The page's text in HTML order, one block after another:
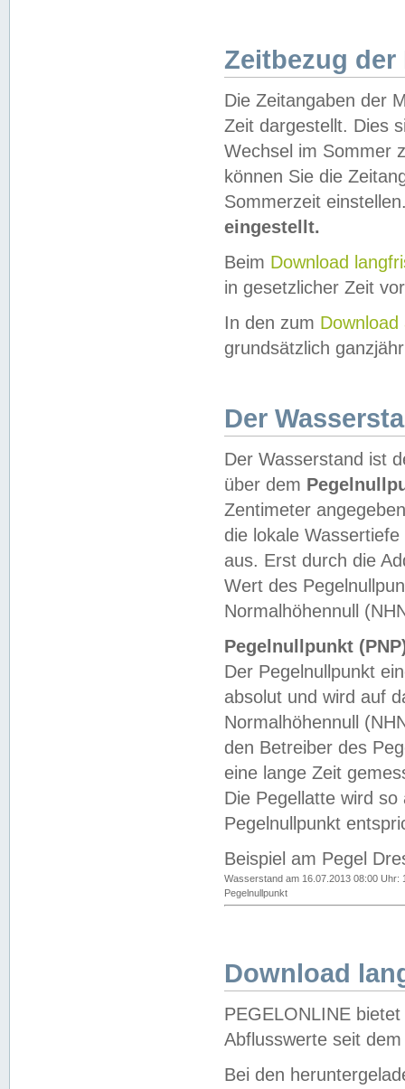
Zeitbezug der
Die Zeitangaben der
Zeit dargestellt. Dies
Wechsel im Sommer
können Sie die
Sommerzeit
eingestellt.
Beim Download
in gesetzlicher Zeit
In den zum Download
grundsätzlich
Der
Der Wasserstand ist
über dem
Zentimeter
die lokale
aus. Erst durch die
Wert des
Normalhöhennull
Pegelnullpunkt
Der Pegelnullpunkt
absolut und wird auf
Normalhöhennull
den Betreiber des
eine lange Zeit
Die Pegellatte wird
Pegelnullpunkt
Beispiel am Pegel
Wasserstand am 16.07.2013 08:00 Uhr:
Pegelnullpunkt
Download
PEGELONLINE
Abflusswerte seit
Bei den